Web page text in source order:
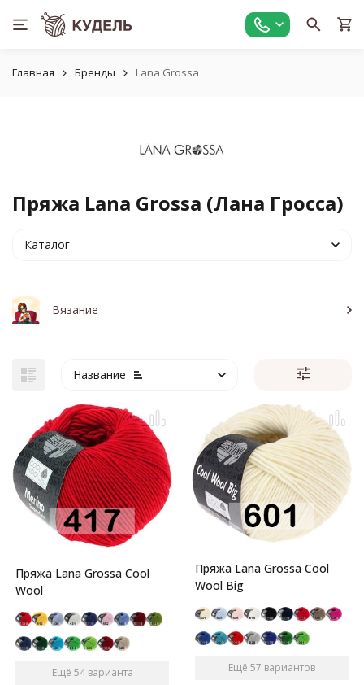
Главная Бренды Lana Grossa
Пряжа Lana Grossa (Лана Гросса)
Каталог
Вязание
Название
Пряжа Lana Grossa Cool
Wool
Ещё 54 варианта
Пряжа Lana Grossa Cool
Wool Big
Ещё 57 вариантов